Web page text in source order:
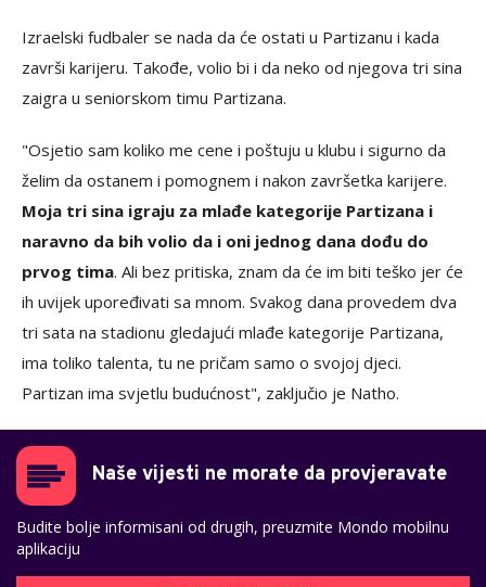
Izraelski fudbaler se nada da će ostati u Partizanu i kada
završi karijeru. Takođe, volio bi i da neko od njegova tri sina
zaigra u seniorskom timu Partizana.
"Osjetio sam koliko me cene i poštuju u klubu i sigurno da
želim da ostanem i pomognem i nakon završetka karijere.
Moja tri sina igraju za mlađe kategorije Partizana i
naravno da bih volio da i oni jednog dana dođu do
prvog tima. Ali bez pritiska, znam da će im biti teško jer će
ih uvijek upoređivati sa mnom. Svakog dana provedem dva
tri sata na stadionu gledajući mlađe kategorije Partizana,
ima toliko talenta, tu ne pričam samo o svojoj djeci.
Partizan ima svjetlu budućnost", zaključio je Natho.
Naše vijesti ne morate da provjeravate
Budite bolje informisani od drugih, preuzmite Mondo mobilnu
aplikaciju